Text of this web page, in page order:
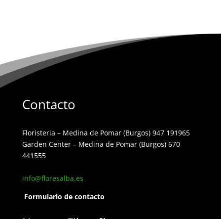
Contacto
Floristeria – Medina de Pomar (Burgos) 947 191965
Garden Center – Medina de Pomar (Burgos) 670
441555
info@floresalba.es
Formulario de contacto